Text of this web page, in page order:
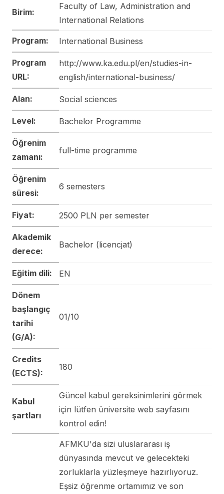
Birim:
Faculty of Law, Administration and
International Relations
Program: International Business
Program
URL:
http://www.ka.edu.pl/en/studies-in-
english/international-business/
Alan: Social sciences
Level: Bachelor Programme
Öğrenim
zamanı:
full-time programme
Öğrenim
süresi:
6 semesters
Fiyat: 2500 PLN per semester
Akademik
derece:
Bachelor (licencjat)
Eğitim dili: EN
Dönem
başlangıç
tarihi
(G/A):
01/10
Credits
(ECTS):
180
Kabul
şartları
Güncel kabul gereksinimlerini görmek
için lütfen üniversite web sayfasını
kontrol edin!
AFMKU'da sizi uluslararası iş
dünyasında mevcut ve gelecekteki
zorluklarla yüzleşmeye hazırlıyoruz.
Eşsiz öğrenme ortamımız ve son